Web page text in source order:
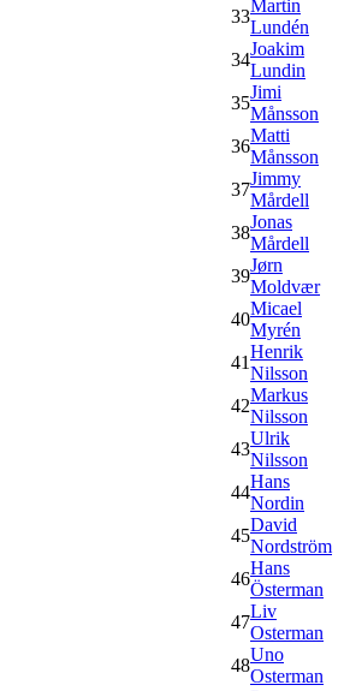
33
Martin
Lundén
34
Joakim
Lundin
35
Jimi
Månsson
36
Matti
Månsson
37
Jimmy
Mårdell
38
Jonas
Mårdell
39
Jørn
Moldvær
40
Micael
Myrén
41
Henrik
Nilsson
42
Markus
Nilsson
43
Ulrik
Nilsson
44
Hans
Nordin
45
David
Nordström
46
Hans
Österman
47
Liv
Osterman
48
Uno
Osterman